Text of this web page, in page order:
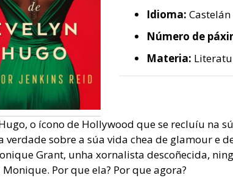
Idioma: Castelán
Número de
Materia:
o ícono de Hollywood que se recluíu na
verdade sobre a súa vida chea de glamour e
Grant, unha xornalista descoñecida,
Por que ela? Por que agora?